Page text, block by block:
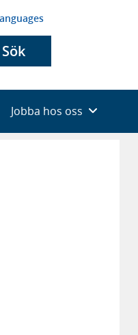
Sök
Jobba hos oss